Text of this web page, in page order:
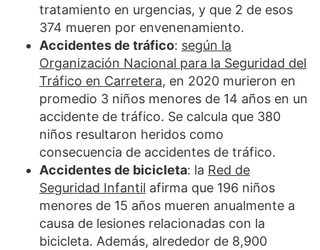
tratamiento en urgencias, y que 2 de esos
374 mueren por envenenamiento.
Accidentes de tráfico: según la
Organización Nacional para la Seguridad del
Tráfico en Carretera, en 2020 murieron en
promedio 3 niños menores de 14 años en un
accidente de tráfico. Se calcula que 380
niños resultaron heridos como
consecuencia de accidentes de tráfico.
Accidentes de bicicleta: la Red de
Seguridad Infantil afirma que 196 niños
menores de 15 años mueren anualmente a
causa de lesiones relacionadas con la
bicicleta. Además, alrededor de 8,900